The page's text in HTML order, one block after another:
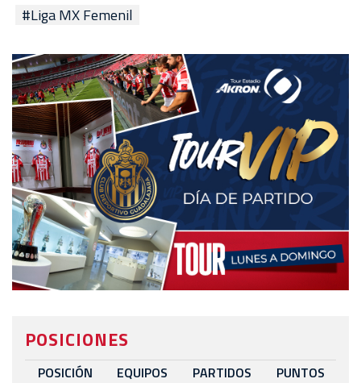
#Liga MX Femenil
POSICIONES
POSICIÓN EQUIPOS PARTIDOS PUNTOS